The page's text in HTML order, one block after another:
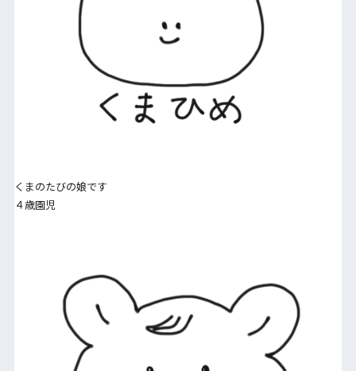
くまのたびの娘です
４歳園児